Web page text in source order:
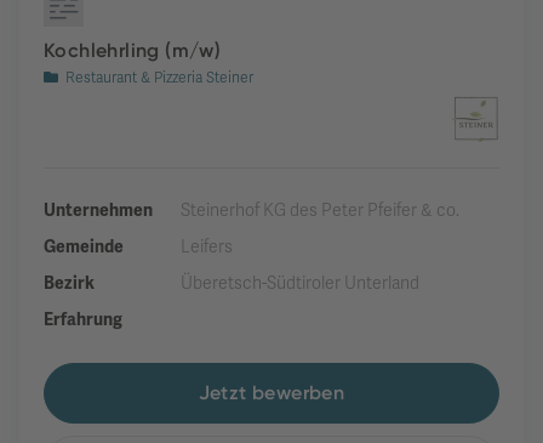
Kochlehrling (m/w)
Restaurant & Pizzeria Steiner
Unternehmen
Steinerhof KG des Peter Pfeifer & co.
Gemeinde
Leifers
Bezirk
Überetsch-Südtiroler Unterland
Erfahrung
Jetzt bewerben